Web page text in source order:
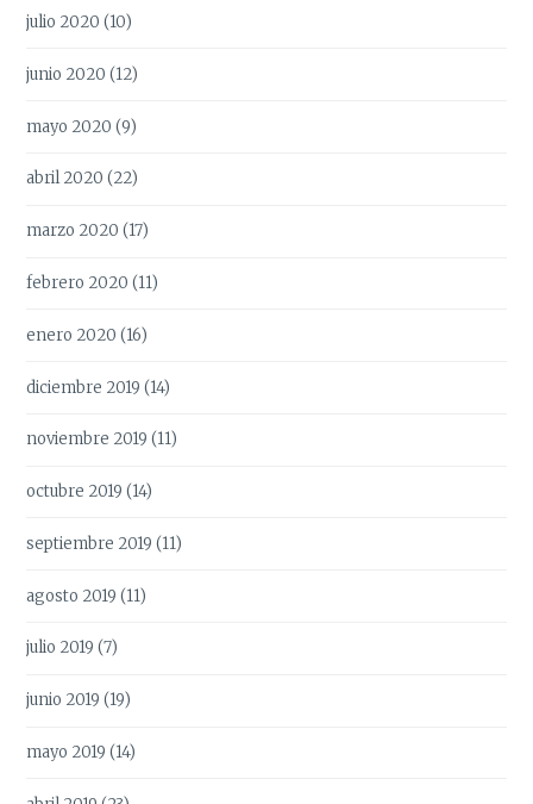
julio 2020 (10)
junio 2020 (12)
mayo 2020 (9)
abril 2020 (22)
marzo 2020 (17)
febrero 2020 (11)
enero 2020 (16)
diciembre 2019 (14)
noviembre 2019 (11)
octubre 2019 (14)
septiembre 2019 (11)
agosto 2019 (11)
julio 2019 (7)
junio 2019 (19)
mayo 2019 (14)